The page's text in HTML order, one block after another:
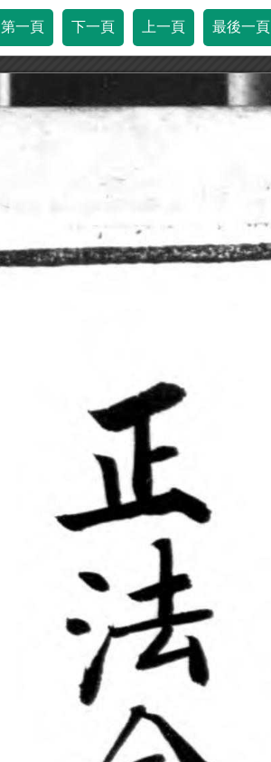
第一頁 下一頁 上一頁 最後一頁